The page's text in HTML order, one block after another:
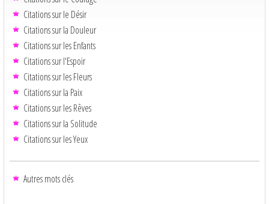
Citations sur le Désir
Citations sur la Douleur
Citations sur les Enfants
Citations sur l'Espoir
Citations sur les Fleurs
Citations sur la Paix
Citations sur les Rêves
Citations sur la Solitude
Citations sur les Yeux
Autres mots clés